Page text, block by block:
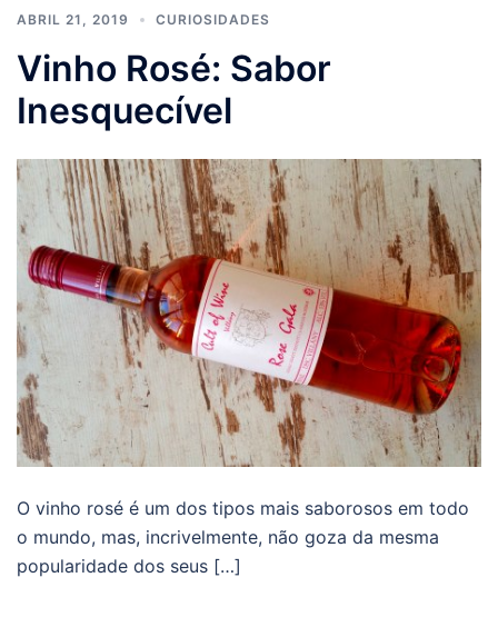
ABRIL 21, 2019 CURIOSIDADES
Vinho Rosé: Sabor
Inesquecível
O vinho rosé é um dos tipos mais saborosos em todo
o mundo, mas, incrivelmente, não goza da mesma
popularidade dos seus […]